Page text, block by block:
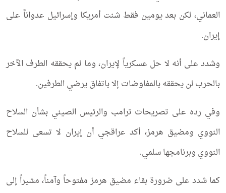
العماني، لكن بعد يومين فقط شنت أمريكا وإسرائيل عدواناً على
إيران.
وشدد على أنه لا حل عسكرياً لإيران، وما لم يحققه الطرف الآخر
بالحرب لن يحققه بالمفاوضات إلا باتفاق يرضي الطرفين.
وفي رده على تصريحات ترامب والرئيس الصيني بشأن السلاح
النووي ومضيق هرمز، أكد عراقجي أن إيران لا تسعى للسلاح
النووي وبرنامجها سلمي.
كما شدد على ضرورة بقاء مضيق هرمز مفتوحاً وآمناً، مشيراً إلى